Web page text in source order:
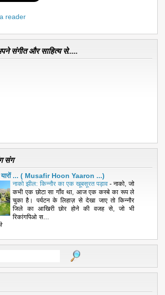
reader
संगीत और साहित्य से.....
संग
यारों ... ( Musafir Hoon Yaaron ...)
नाको झील: किन्नौर का एक खूबसूरत पड़ाव-नाको, जो
कभी एक छोटा सा गाँव था, आज एक कस्बे का रूप ले
चुका है। पर्यटन के लिहाज़ से देखा जाए तो किन्नौर
जिले का आखिरी छोर होने की वजह से, जो भी
रिकांगपिओ स...